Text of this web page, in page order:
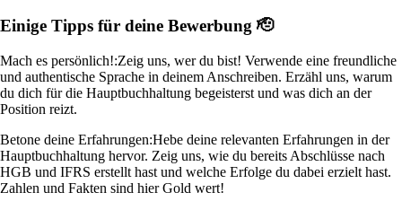
Einige Tipps für deine Bewerbung 🫡
Mach es persönlich!:Zeig uns, wer du bist! Verwende eine freundliche
und authentische Sprache in deinem Anschreiben. Erzähl uns, warum
du dich für die Hauptbuchhaltung begeisterst und was dich an der
Position reizt.
Betone deine Erfahrungen:Hebe deine relevanten Erfahrungen in der
Hauptbuchhaltung hervor. Zeig uns, wie du bereits Abschlüsse nach
HGB und IFRS erstellt hast und welche Erfolge du dabei erzielt hast.
Zahlen und Fakten sind hier Gold wert!